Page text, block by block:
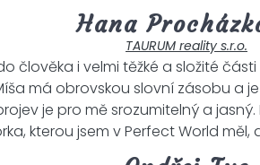
Hana
TAURUM reality s.r.o.
člověka i velmi těžké a složité
má obrovskou slovní zásobu a
je pro mě srozumitelný a
kterou jsem v Perfect World